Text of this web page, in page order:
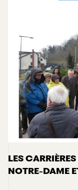
LES
NOTRE-DAME